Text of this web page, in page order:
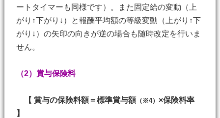
ートタイマーも同様です）。また固定給の変動（上
がり↑下がり↓）と報酬平均額の等級変動（上がり↑下
がり↓）の矢印の向きが逆の場合も随時改定を行いま
せん。
（2）賞与保険料
【 賞与の保険料額＝標準賞与額 （※4） ×保険料率
】